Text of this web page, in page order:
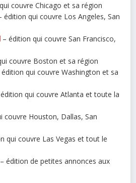
couvre Chicago et sa région
édition qui couvre Los Angeles, San
– édition qui couvre San Francisco,
couvre Boston et sa région
édition qui couvre Washington et sa
qui couvre Atlanta et toute la
couvre Houston, Dallas, San
qui couvre Las Vegas et tout le
– édition de petites annonces aux